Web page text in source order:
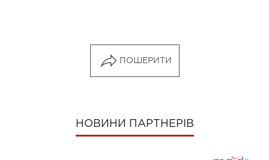
ПОШЕРИТИ
НОВИНИ ПАРТНЕРІВ